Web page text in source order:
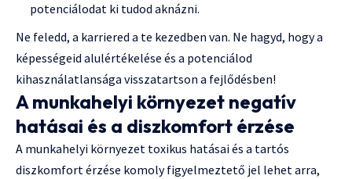
potenciálodat ki tudod aknázni.
Ne feledd, a karriered a te kezedben van. Ne hagyd, hogy a
képességeid alulértékelése és a potenciálod
kihasználatlansága visszatartson a fejlődésben!
A munkahelyi környezet negatív
hatásai és a diszkomfort érzése
A munkahelyi környezet toxikus hatásai és a tartós
diszkomfort érzése komoly figyelmeztető jel lehet arra,